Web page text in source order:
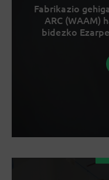
Fabrikazio
ARC (WAAM)
bidezko